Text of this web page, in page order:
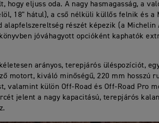
hogy eljuss oda. A nagy hasmagasság, a
18" hátul), a cső nélküli küllős felnik és a
alapfelszereltség részét képezik (a Michelin
jóváhagyott opcióként kaphatók
arányos, terepjárós üléspozíciót,
motort, kiváló minőségű, 220 mm hosszú
valamint külön Off-Road és Off-Road Pro
jelent a nagy kapacitású, terepjárós